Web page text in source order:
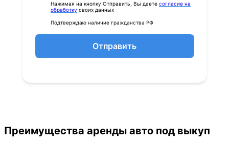
Нажимая на кнопку Отправить, Вы даете согласие на
обработку своих данных
Подтверждаю наличие гражданства РФ
Отправить
Преимущества аренды авто под выкуп